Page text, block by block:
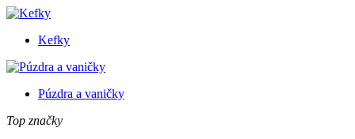
Kefky
Púzdra a vaničky
Top značky